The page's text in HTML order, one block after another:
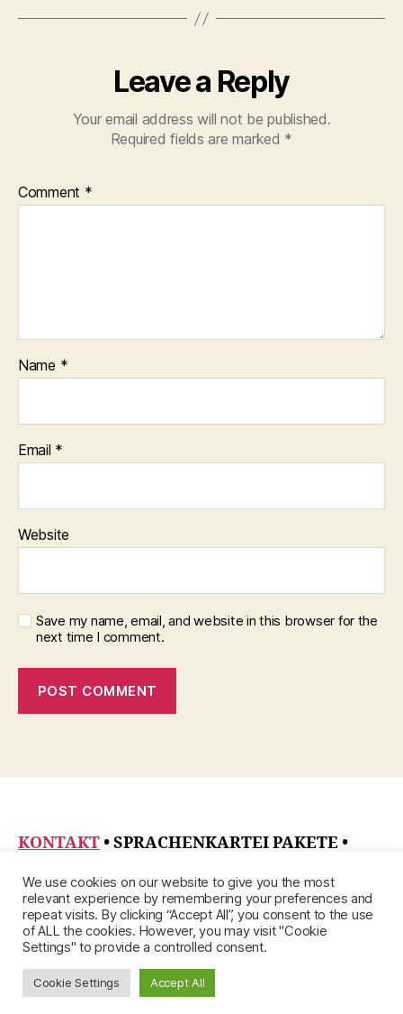
Leave a Reply
Your email address will not be published.
Required fields are marked *
Comment *
Name *
Email *
Website
Save my name, email, and website in this browser for the
next time I comment.
KONTAKT • SPRACHENKARTEI PAKETE •
IMPRESSUM
© 2026
We use cookies on our website to give you the most
relevant experience by remembering your preferences and
repeat visits. By clicking “Accept All”, you consent to the use
of ALL the cookies. However, you may visit "Cookie
Settings" to provide a controlled consent.
Cookie Settings Accept All